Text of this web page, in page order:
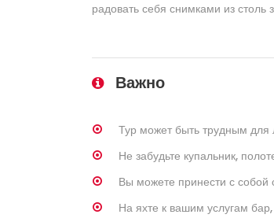
радовать себя снимками из столь
Важно
Тур может быть трудным
Не забудьте купальник,
Вы можете принести с собой
На яхте к вашим услугам